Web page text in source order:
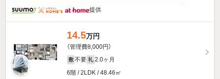
提供
14.5万円
（管理費8,000円）
敷 不要 礼 2.0ヶ月
6階 / 2LDK / 48.46㎡